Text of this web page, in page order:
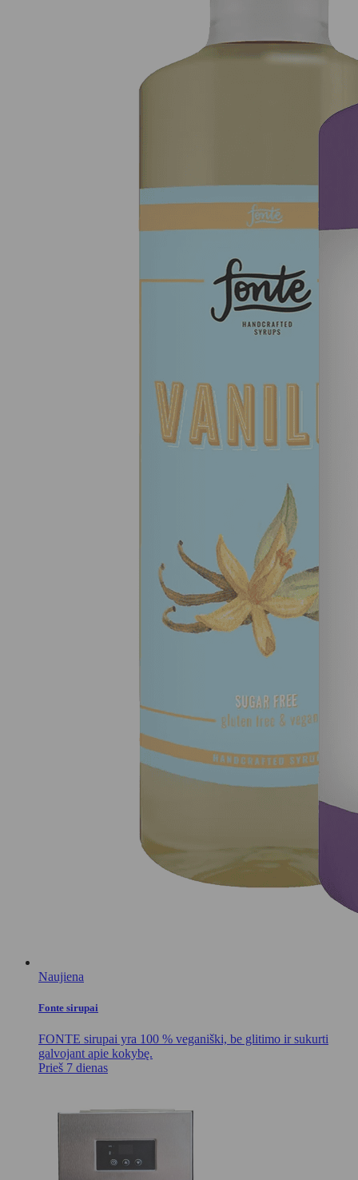
Naujiena
Fonte sirupai
FONTE sirupai yra 100 % veganiški, be glitimo ir sukurti
galvojant apie kokybę.
Prieš 7 dienas